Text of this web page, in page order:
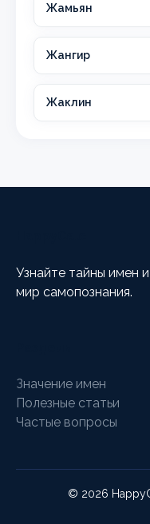
Жамьян
Жангир
Жаклин
Узнайте тайны имен
мир самопознания.
Значение имен
Полезные статьи
Частые вопросы
© 2026